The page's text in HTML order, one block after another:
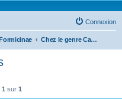
Connexion
Chez le genre Camponotus
1 sur 1